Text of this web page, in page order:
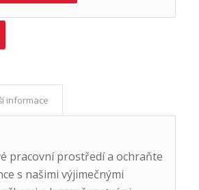
informace
pracovní prostředí a ochraňte
s našimi výjimečnými